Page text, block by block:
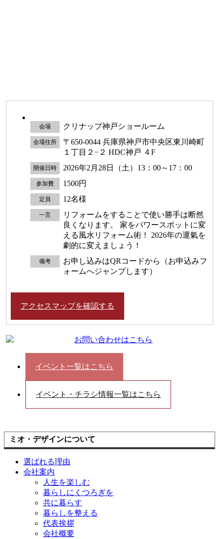
会場 クリナップ神戸ショールーム
会場住所
〒650-0044 兵庫県神戸市中央区東川崎町
１丁目２−２ HDC神戸 ４F
開催日時 2026年2月28日（土）13：00～17：00
参加費 1500円
定員 12名様
一言
リフォームをすることで使い勝手は断然
良くなります。 家をパワースポットに変
える風水リフォーム術！ 2026年の運氣を
劇的に変えましょう！
備考
お申し込みはQRコードから（お申込みフ
ォームへジャンプします）
アクセスマップを確認する
イベント一覧はこちら
イベント・チラシ情報一覧はこちら
ミオ・デザインについて
選ばれる理由
会社案内
人生を楽しむ
暮らしにくつろぎを
共に暮らす
暮らしを整える
代表挨拶
会社概要